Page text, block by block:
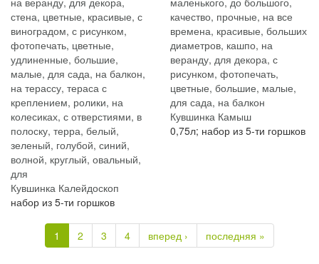
Кувшинка Калейдоскоп
набор из 5-ти горшков
Кувшинка Камыш
0,75л; набор из 5-ти горшков
1 2 3 4 вперед › последняя »